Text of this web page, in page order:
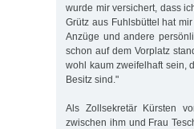
wurde mir versichert, dass
Grütz aus Fuhlsbüttel hat
Anzüge und andere
schon auf dem Vorplatz
wohl kaum zweifelhaft sein,
Besitz sind."
Als Zollsekretär Kürsten
zwischen ihm und Frau